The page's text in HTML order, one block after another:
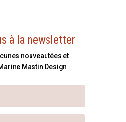
à la newsletter
nouveautées et
Mastin Design